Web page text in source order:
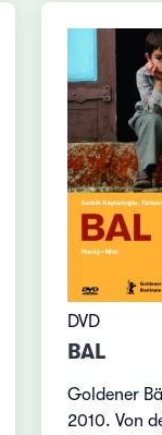
DVD
BAL
Goldener
2010. Von